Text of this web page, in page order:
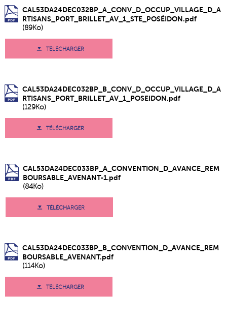
CAL53DA24DEC032BP_A_CONV_D_OCCUP_VILLAGE_D_A
RTISANS_PORT_BRILLET_AV_1_STE_POSÉIDON.pdf
(89Ko)
TÉLÉCHARGER
CAL53DA24DEC032BP_B_CONV_D_OCCUP_VILLAGE_D_A
RTISANS_PORT_BRILLET_AV_1_POSEIDON.pdf
(129Ko)
TÉLÉCHARGER
CAL53DA24DEC033BP_A_CONVENTION_D_AVANCE_REM
BOURSABLE_AVENANT-1.pdf
(84Ko)
TÉLÉCHARGER
CAL53DA24DEC033BP_B_CONVENTION_D_AVANCE_REM
BOURSABLE_AVENANT.pdf
(114Ko)
TÉLÉCHARGER